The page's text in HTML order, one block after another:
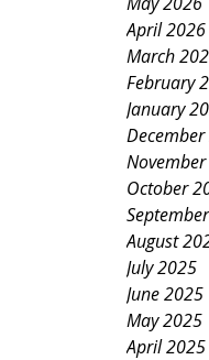
April 2026
March
February
January
October
August
July 2025
June 2025
May 2025
April 2025